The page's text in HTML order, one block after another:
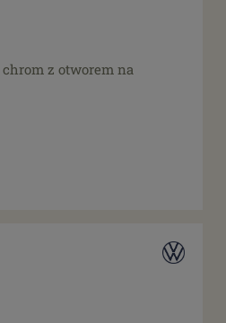
z otworem na